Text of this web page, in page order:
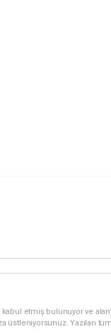
kabul etmiş bulunuyor ve
üstleniyorsunuz. Yazılan